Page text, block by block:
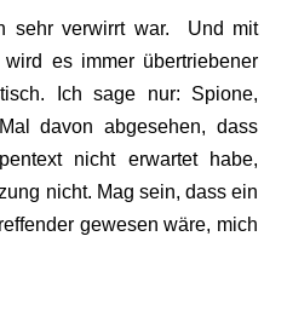
sehr verwirrt war. Und mit
es immer übertriebener
Ich sage nur: Spione,
davon abgesehen, dass
nicht erwartet habe,
nicht. Mag sein, dass ein
gewesen wäre, mich